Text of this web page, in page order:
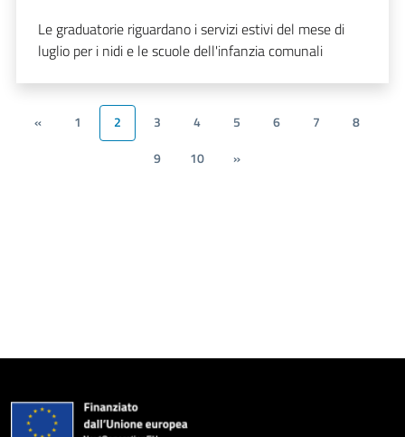
Le graduatorie riguardano i servizi estivi del mese di
luglio per i nidi e le scuole dell'infanzia comunali
« 1 2 3 4 5 6 7
8
9
10 »